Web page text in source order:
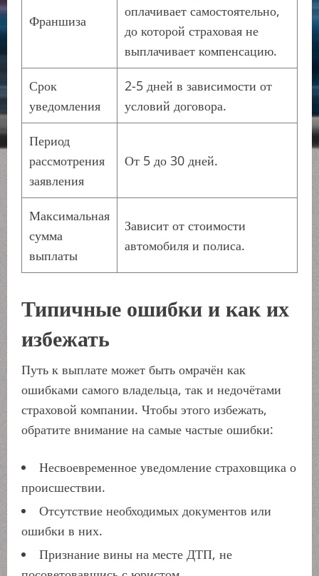
Франшиза
оплачивает самостоятельно,
до которой страховая не
выплачивает компенсацию.
Срок
уведомления
2-5 дней в зависимости от
условий договора.
Период
рассмотрения
заявления
От 5 до 30 дней.
Максимальная
сумма
выплаты
Зависит от стоимости
автомобиля и полиса.
Типичные ошибки и как их
избежать
Путь к выплате может быть омрачён как
ошибками самого владельца, так и недочётами
страховой компании. Чтобы этого избежать,
обратите внимание на самые частые ошибки:
Несвоевременное уведомление страховщика о
происшествии.
Отсутствие необходимых документов или
ошибки в них.
Признание вины на месте ДТП, не